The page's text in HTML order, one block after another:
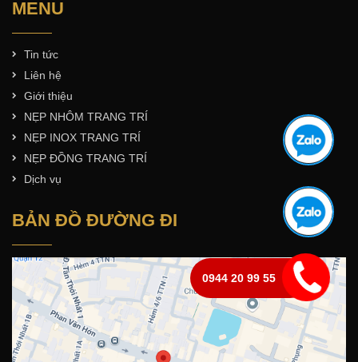
MENU
Tin tức
Liên hệ
Giới thiệu
NẸP NHÔM TRANG TRÍ
NẸP INOX TRANG TRÍ
NẸP ĐỒNG TRANG TRÍ
Dịch vụ
BẢN ĐỒ ĐƯỜNG ĐI
0944 20 99 55